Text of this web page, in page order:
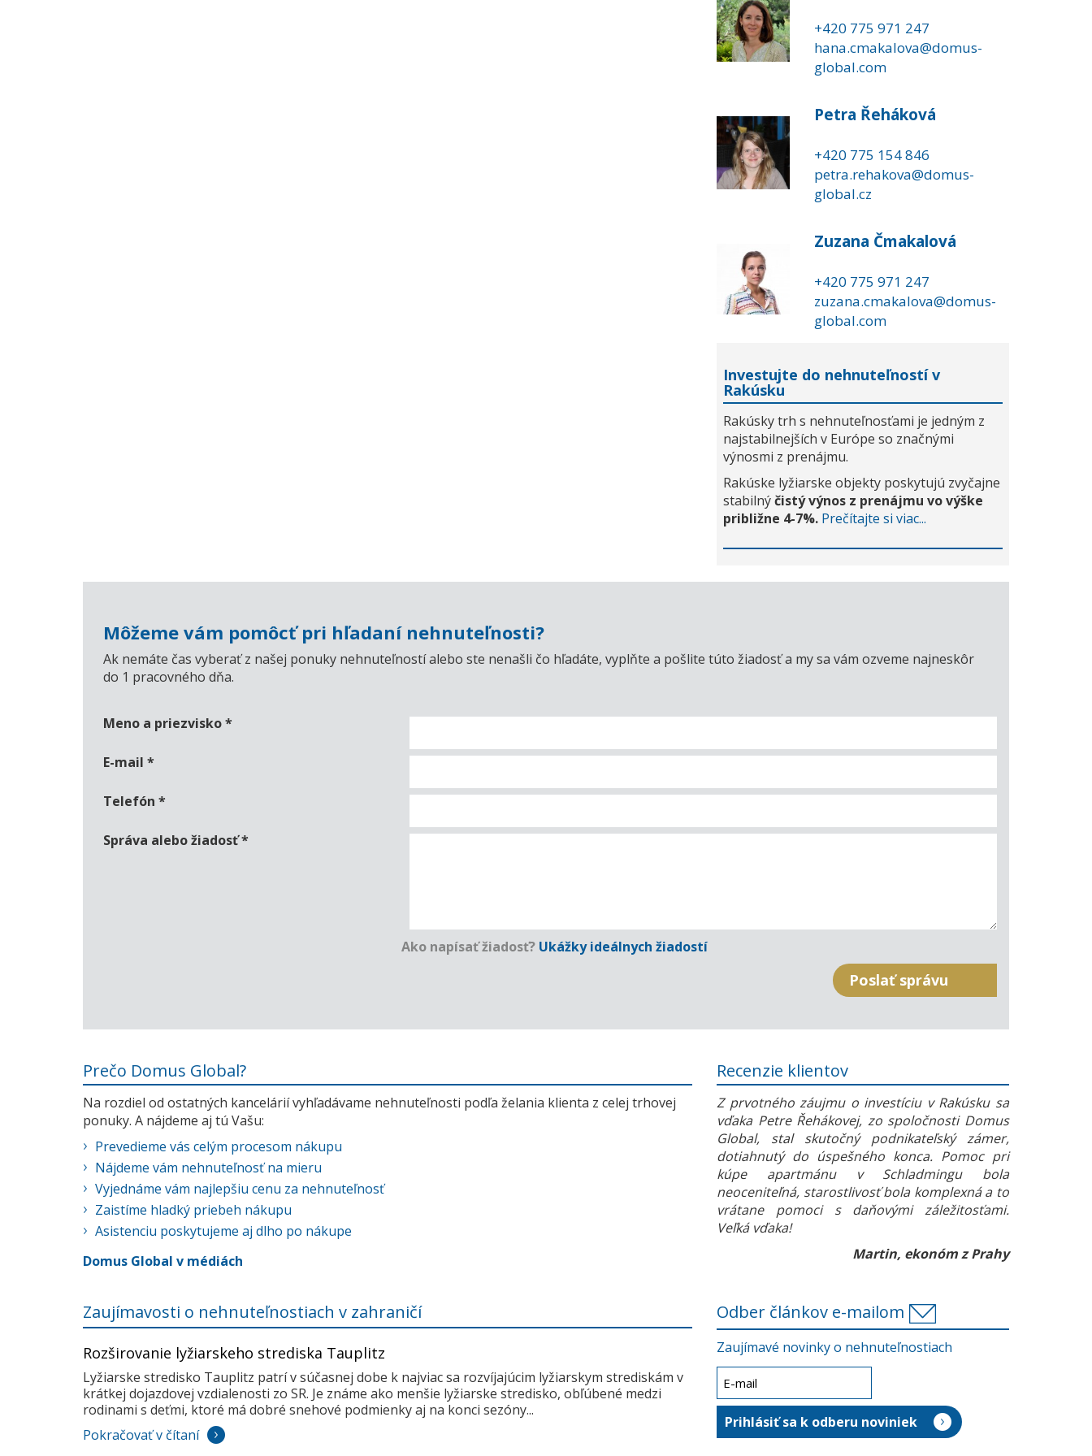
+420 775 971 247
hana.cmakalova@domus-
global.com
Petra Řeháková
+420 775 154 846
petra.rehakova@domus-
global.cz
Zuzana Čmakalová
+420 775 971 247
zuzana.cmakalova@domus-
global.com
Investujte do nehnuteľností v
Rakúsku
Rakúsky trh s nehnuteľnosťami je jedným z
najstabilnejších v Európe so značnými
výnosmi z prenájmu.
Rakúske lyžiarske objekty poskytujú zvyčajne
stabilnýčistý výnos z prenájmu vo výške
približne 4-7%. Prečítajte si viac...
Môžeme vám pomôcť pri hľadaní nehnuteľnosti?
Ak nemáte čas vyberať z našej ponuky nehnuteľností alebo ste nenašli čo hľadáte, vyplňte a pošlite túto žiadosť a my sa vám ozveme najneskôr
do 1 pracovného dňa.
Meno a priezvisko*
E-mail *
Telefón *
Správa alebo žiadosť*
Ako napísať žiadosť? Ukážky ideálnych žiadostí
Prečo Domus Global?
Na rozdiel od ostatných kancelárií vyhľadávame nehnuteľnosti podľa želania klienta z celej trhovej
ponuky. A nájdeme aj tú Vašu:
Prevedieme vás celým procesom nákupu
Nájdeme vám nehnuteľnosť na mieru
Vyjednáme vám najlepšiu cenu za nehnuteľnosť
Zaistíme hladký priebeh nákupu
Asistenciu poskytujeme aj dlho po nákupe
Domus Global v médiách
Recenzie klientov
Z prvotného záujmu o investíciu v Rakúsku sa
vďaka Petre Řehákovej, zo spoločnosti Domus
Global, stal skutočný podnikateľský zámer,
dotiahnutý do úspešného konca. Pomoc pri
kúpe apartmánu v Schladmingu bola
neoceniteľná, starostlivosť bola komplexná a to
vrátane pomoci s daňovými záležitosťami.
Veľká vďaka!
Martin, ekonóm z Prahy
Zaujímavosti o nehnuteľnostiach v zahraničí
Rozširovanie lyžiarskeho strediska Tauplitz
Lyžiarske stredisko Tauplitz patrí v súčasnej dobe k najviac sa rozvíjajúcim lyžiarskym strediskám v
krátkej dojazdovej vzdialenosti zo SR. Je známe ako menšie lyžiarske stredisko, obľúbené medzi
rodinami s deťmi, ktoré má dobré snehové podmienky aj na konci sezóny...
Pokračovať v čítaní
Odber článkov e-mailom
Zaujímavé novinky o nehnuteľnostiach